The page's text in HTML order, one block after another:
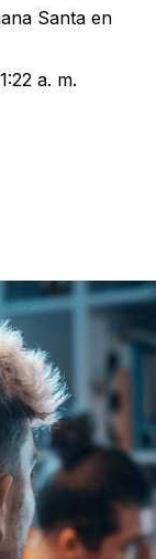
Santa en
a. m.